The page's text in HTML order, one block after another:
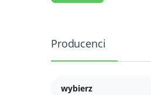
Producenci
wybierz